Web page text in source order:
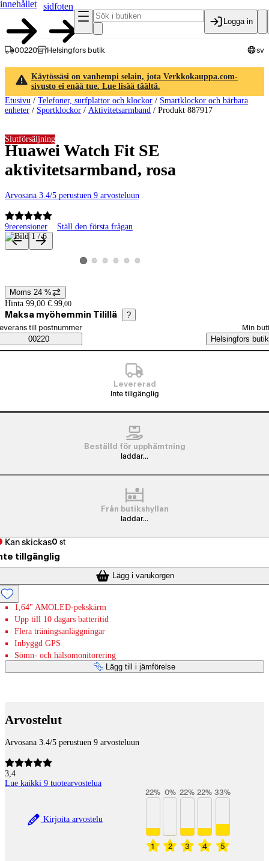
innehållet
sidfoten
Logga in
00220 Helsingfors butik sv
Käytössäsi on vanhempi selain, jota Verkkokauppa.com-
sivusto ei enää tue. Lue lisää täältä.
Etusivu / Telefoner, surfplattor och klockor / Smartklockor och bärbara
enheter / Sportklockor / Aktivitetsarmband / Produkt 887917
Huawei Watch Fit SE
aktivitetsarmband, rosa
Arvosana 3.4/5 perustuen 9 arvosteluun
9recensioner Ställ den första frågan
Slutförsäljning
Produktbilder och videor
Visa produktbild 1
Visa produktbild 2
Visa produktbild 3
Visa produktbild 4
Visa produktbild 5
Visa produktbild 6
Prisinformation
Moms 24 %
Hinta 99,00 €. 99,00
Maksa myöhemmin Tilillä ?
Saatavuustiedot
beställningssätt
till postnummer
00220
Min
Helsingfors butik
Levererad
Inte tillgänglig
Beställd för upphämtning
laddar...
Från butikshyllan
laddar...
Kan skickas0 st
tillgänglig
Lägg i varukorgen
1,64" AMOLED-pekskärm
Upp till 10 dagars batteritid
Flera träningsanläggningar
Inbyggd GPS
Sömn- och hälsomonitorering
Lägg till i jämförelse
Arvostelut
Arvosana 3.4/5 perustuen 9 arvosteluun
3,4
Lue kaikki 9 tuotearvostelua
Kirjoita arvostelu
1
22%
2
0%
3
22%
4
22%
5
33%